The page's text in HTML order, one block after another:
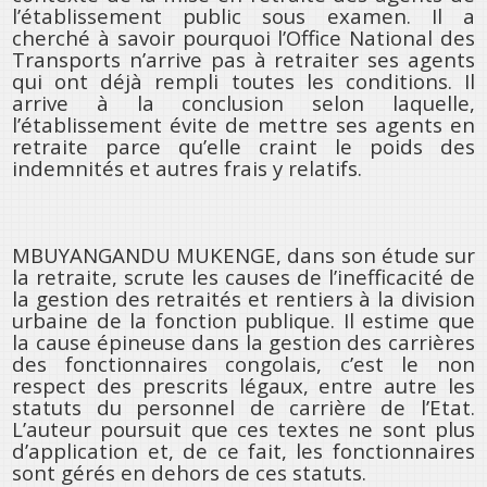
l’établissement public sous examen. Il a
cherché à savoir pourquoi l’Office National des
Transports n’arrive pas à retraiter ses agents
qui ont déjà rempli toutes les conditions. Il
arrive à la conclusion selon laquelle,
l’établissement évite de mettre ses agents en
retraite parce qu’elle craint le poids des
indemnités et autres frais y relatifs.
MBUYANGANDU MUKENGE, dans son étude sur
la retraite, scrute les causes de l’inefficacité de
la gestion des retraités et rentiers à la division
urbaine de la fonction publique. Il estime que
la cause épineuse dans la gestion des carrières
des fonctionnaires congolais, c’est le non
respect des prescrits légaux, entre autre les
statuts du personnel de carrière de l’Etat.
L’auteur poursuit que ces textes ne sont plus
d’application et, de ce fait, les fonctionnaires
sont gérés en dehors de ces statuts.